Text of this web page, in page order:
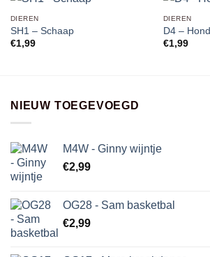
DIEREN
SH1 – Schaap
€1,99
DIEREN
D4 – Hond
€1,99
NIEUW TOEGEVOEGD
M4W - Ginny wijntje
€2,99
OG28 - Sam basketbal
€2,99